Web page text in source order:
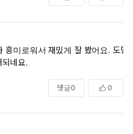
미로워서 재밌게 잘 봤어요. 도망
네요.
댓글0 0